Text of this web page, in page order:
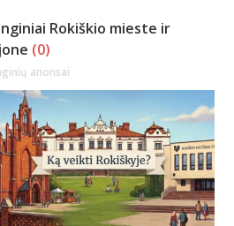
Rokiškio mieste ir
(0)
anonsai